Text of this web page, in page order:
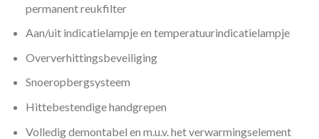
permanent reukfilter
Aan/uit indicatielampje en temperatuurindicatielampje
Oververhittingsbeveiliging
Snoeropbergsysteem
Hittebestendige handgrepen
Volledig demontabel en m.u.v. het verwarmingselement